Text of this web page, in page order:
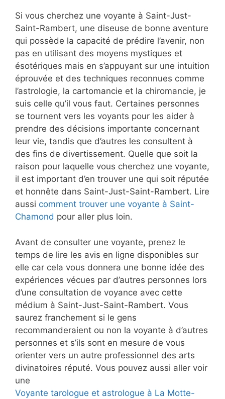
Si vous cherchez une voyante à Saint-Just-
Saint-Rambert, une diseuse de bonne aventure
qui possède la capacité de prédire l’avenir, non
pas en utilisant des moyens mystiques et
ésotériques mais en s’appuyant sur une intuition
éprouvée et des techniques reconnues comme
l’astrologie, la cartomancie et la chiromancie, je
suis celle qu’il vous faut. Certaines personnes
se tournent vers les voyants pour les aider à
prendre des décisions importante concernant
leur vie, tandis que d’autres les consultent à
des fins de divertissement. Quelle que soit la
raison pour laquelle vous cherchez une voyante,
il est important d’en trouver une qui soit réputée
et honnête dans Saint-Just-Saint-Rambert. Lire
aussi comment trouver une voyante à Saint-
Chamond pour aller plus loin.
Avant de consulter une voyante, prenez le
temps de lire les avis en ligne disponibles sur
elle car cela vous donnera une bonne idée des
expériences vécues par d’autres personnes lors
d’une consultation de voyance avec cette
médium à Saint-Just-Saint-Rambert. Vous
saurez franchement si le gens
recommanderaient ou non la voyante à d’autres
personnes et s’ils sont en mesure de vous
orienter vers un autre professionnel des arts
divinatoires réputé. Vous pouvez aussi aller voir
une
Voyante tarologue et astrologue à La Motte-